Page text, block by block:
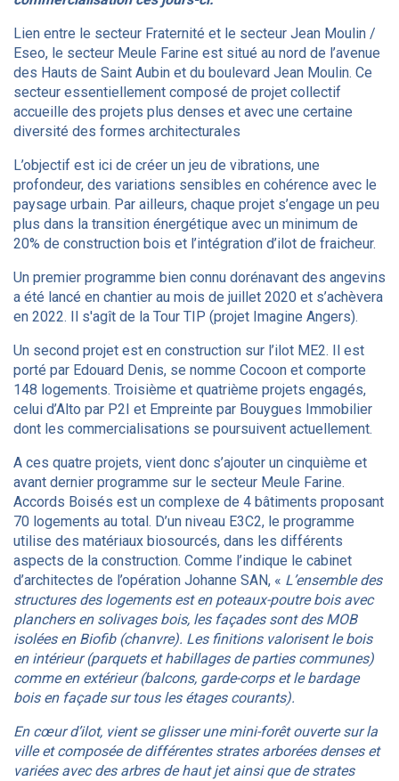
Lien entre le secteur Fraternité et le secteur Jean Moulin /
Eseo, le secteur Meule Farine est situé au nord de l’avenue
des Hauts de Saint Aubin et du boulevard Jean Moulin. Ce
secteur essentiellement composé de projet collectif
accueille des projets plus denses et avec une certaine
diversité des formes architecturales
L’objectif est ici de créer un jeu de vibrations, une
profondeur, des variations sensibles en cohérence avec le
paysage urbain. Par ailleurs, chaque projet s’engage un peu
plus dans la transition énergétique avec un minimum de
20% de construction bois et l’intégration d’ilot de fraicheur.
Un premier programme bien connu dorénavant des angevins
a été lancé en chantier au mois de juillet 2020 et s’achèvera
en 2022. Il s'agît de la Tour TIP (projet Imagine Angers).
Un second projet est en construction sur l’ilot ME2. Il est
porté par Edouard Denis, se nomme Cocoon et comporte
148 logements. Troisième et quatrième projets engagés,
celui d’Alto par P2I et Empreinte par Bouygues Immobilier
dont les commercialisations se poursuivent actuellement.
A ces quatre projets, vient donc s’ajouter un cinquième et
avant dernier programme sur le secteur Meule Farine.
Accords Boisés est un complexe de 4 bâtiments proposant
70 logements au total. D’un niveau E3C2, le programme
utilise des matériaux biosourcés, dans les différents
aspects de la construction. Comme l’indique le cabinet
d’architectes de l’opération Johanne SAN, « L’ensemble des
structures des logements est en poteaux-poutre bois avec
planchers en solivages bois, les façades sont des MOB
isolées en Biofib (chanvre). Les finitions valorisent le bois
en intérieur (parquets et habillages de parties communes)
comme en extérieur (balcons, garde-corps et le bardage
bois en façade sur tous les étages courants).
En cœur d’ilot, vient se glisser une mini-forêt ouverte sur la
ville et composée de différentes strates arborées denses et
variées avec des arbres de haut jet ainsi que de strates